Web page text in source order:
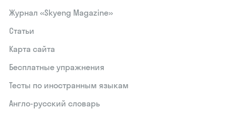
Журнал «Skyeng Magazine»
Статьи
Карта сайта
Бесплатные упражнения
Тесты по иностранным языкам
Англо-русский словарь